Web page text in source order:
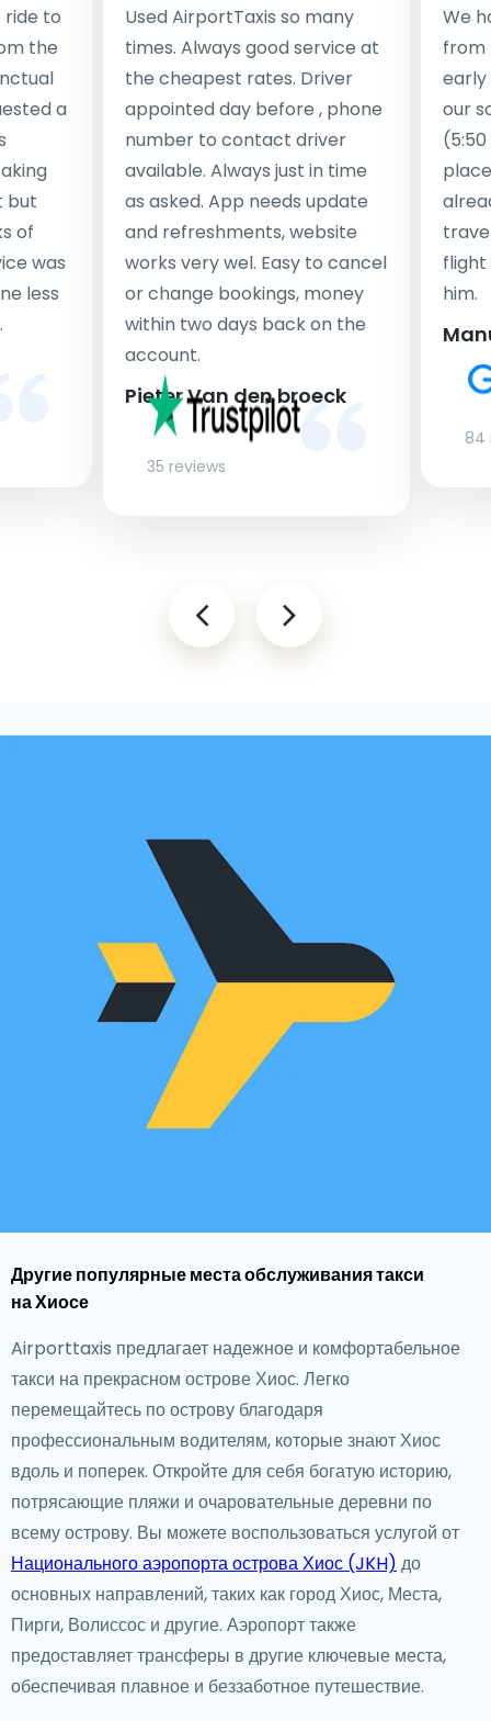
to
the
a
but
of
was
less
Used AirportTaxis so many
times. Always good service at
the cheapest rates. Driver
appointed day before , phone
number to contact driver
available. Always just in time
as asked. App needs update
and refreshments, website
works very wel. Easy to cancel
or change bookings, money
within two days back on the
account.
Pieter Van den broeck
35 reviews
We
from
early
our
flight
him.
84
Другие популярные места обслуживания такси
на Хиосе
Airporttaxis предлагает надежное и комфортабельное
такси на прекрасном острове Хиос. Легко
перемещайтесь по острову благодаря
профессиональным водителям, которые знают Хиос
вдоль и поперек. Откройте для себя богатую историю,
потрясающие пляжи и очаровательные деревни по
всему острову. Вы можете воспользоваться услугой от
Национального аэропорта острова Хиос (JKH) до
основных направлений, таких как город Хиос, Места,
Пирги, Волиссос и другие. Аэропорт также
предоставляет трансферы в другие ключевые места,
обеспечивая плавное и беззаботное путешествие.